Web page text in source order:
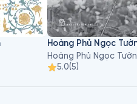
Hoàng Phủ Ngọc
5.0(5)